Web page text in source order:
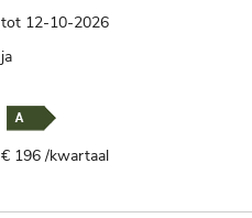
tot 12-10-2026
ja
€ 196 /kwartaal